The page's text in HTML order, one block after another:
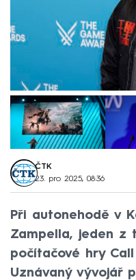
ČTK
23. pro 2025, 08:36
Při autonehodě v
Zampella, jeden z
počítačové hry
Uznávaný vývojář